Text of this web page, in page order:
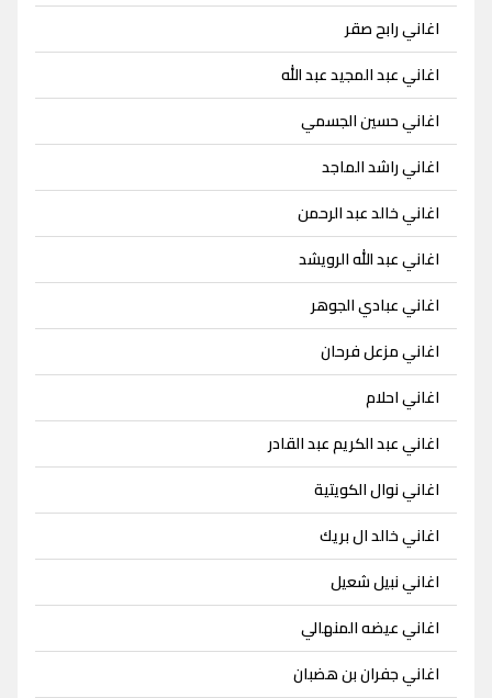
اغاني رابح صقر
اغاني عبد المجيد عبد الله
اغاني حسين الجسمي
اغاني راشد الماجد
اغاني خالد عبد الرحمن
اغاني عبد الله الرويشد
اغاني عبادي الجوهر
اغاني مزعل فرحان
اغاني احلام
اغاني عبد الكريم عبد القادر
اغاني نوال الكويتية
اغاني خالد ال بريك
اغاني نبيل شعيل
اغاني عيضه المنهالي
اغاني جفران بن هضبان